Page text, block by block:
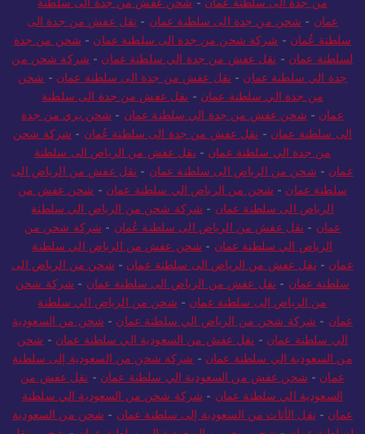
عمان - شحن من جدة الى سلطنة عمان - نقل عفش من جدة الى
سلطنة عُمان - شركة شحن من جدة الى سلطنة عمان - شحن من جدة
لسلطنة عمان - نقل عفش من جدة الي سلطنة عمان - شركة شحن من
جدة الي سلطنة عمان - نقل عفش من جدة الى سلطنة عمان - شحن
من جدة الي سلطنة عمان - نقل عفش من جدة الى سلطنة
عمان - شحن عفش من جدة الي سلطنة عمان - شحن بري من جدة
الى سلطنة عمان - نقل عفش من جدة الى سلطنة عُمان - شركة شحن
من جدة الي سلطنة عمان - نقل عفش من الرياض الى سلطنة
عمان - شحن من الرياض الى سلطنة عمان - نقل عفش من الرياض الى
سلطنة عمان - شحن من الرياض الي سلطنة عمان - شحن عفش من
الرياض الى سلطنة عمان - شركة شحن من الرياض الي سلطنة
عمان - نقل عفش من الرياض الى سلطنة عُمان - شركة شحن من
الرياض الي سلطنة عمان - شحن عفش من الرياض الي سلطنة
عمان - نقل عفش من الرياض الى سلطنة عمان - شحن من الرياض الى
سلطنة عمان - نقل عفش من الرياض الى سلطنة عمان - شركة شحن
من الرياض إلى سلطنة عمان - شحن من الرياض الي سلطنة
عمان - شركة شحن من الرياض الي سلطنة عمان - شحن من السعودية
الي سلطنة عمان - نقل عفش من السعودية الي سلطنة عمان - شحن
من السعودية الي سلطنة عمان - شركة شحن من السعودية إلى سلطنة
عمان - شحن عفش من السعودية الي سلطنة عمان - نقل عفش من
السعودية الي سلطنة عمان - شركة شحن من السعودية الي سلطنة
عمان - نقل الأثاث من السعودية إلى سلطنة عمان - شحن من السعودية